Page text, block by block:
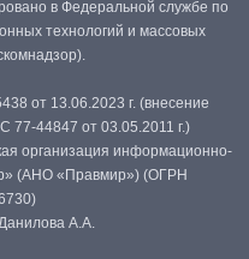
в Федеральной службе по
технологий и массовых
от 13.06.2023 г. (внесение
77-44847 от 03.05.2011 г.)
организация информационно-
(АНО «Правмир») (ОГРН
А.А.